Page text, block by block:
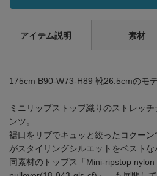
アイテム説明 素材
175cm B90-W73-H89 靴26.5cmのモ
ミニリップストップ織りのストレッ
ンツ。
裾口をリブでキュッと絞ったコクー
がスタイリングシルエットをベストな
同素材のトップス「Mini-ripstop